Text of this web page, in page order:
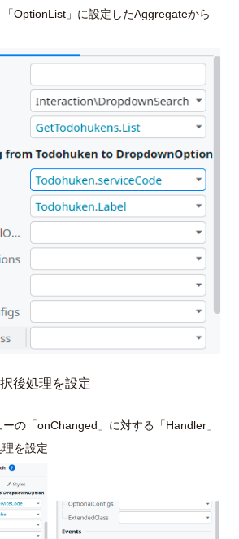
OptionList」に設定したAggregateから
後処理を設定
ーの「onChanged」に対する「Handler」
を設定